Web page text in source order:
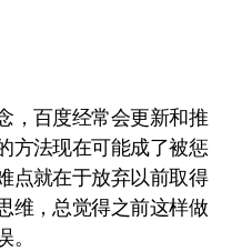
，百度经常会更新和推
方法现在可能成了被惩
点就在于放弃以前取得
维，总觉得之前这样做